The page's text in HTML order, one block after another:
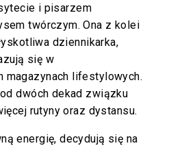
i pisarzem
twórczym. Ona z kolei
dziennikarka,
się w
magazynach lifestylowych.
dwóch dekad związku
rutyny oraz dystansu.
energię, decydują się na